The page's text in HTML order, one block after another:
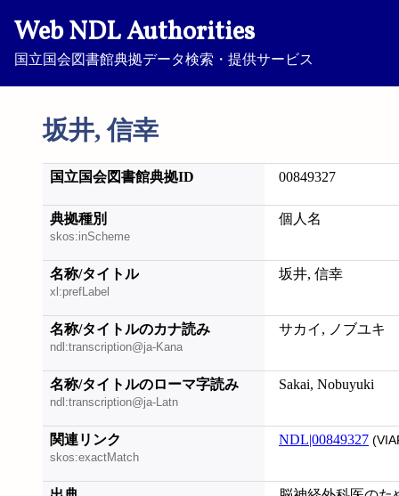
Web NDL Authorities
国立国会図書館典拠データ検索・提供サービス
坂井, 信幸
国立国会図書館典拠ID 00849327
典拠種別
skos:inScheme
個人名
名称/タイトル
xl:prefLabel
坂井, 信幸
名称/タイトルのカナ読み
ndl:transcription@ja-Kana
サカイ, ノブユキ
名称/タイトルのローマ字読み
ndl:transcription@ja-Latn
Sakai, Nobuyuki
関連リンク
skos:exactMatch
NDL|00849327